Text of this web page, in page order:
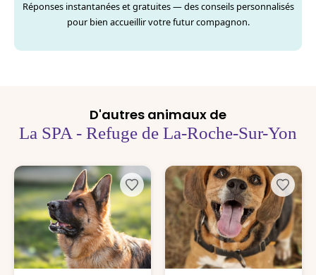
Réponses instantanées et gratuites — des conseils personnalisés
pour bien accueillir votre futur compagnon.
D'autres animaux de
La SPA - Refuge de La-Roche-Sur-Yon